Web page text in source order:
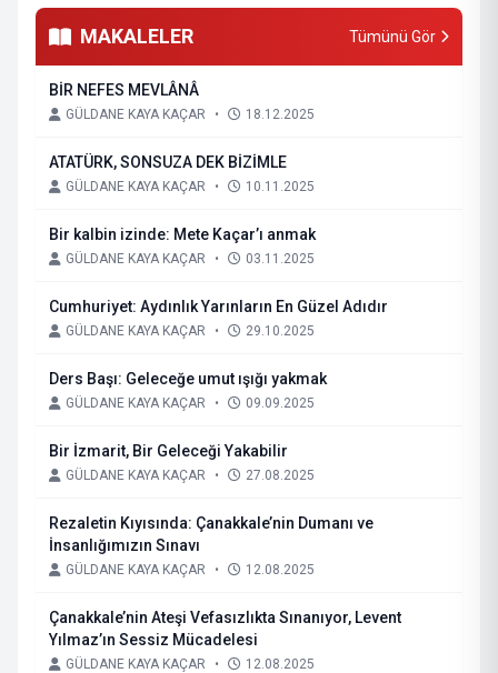
MAKALELER Tümünü Gör
BİR NEFES MEVLÂNÂ
GÜLDANE KAYA KAÇAR • 18.12.2025
ATATÜRK, SONSUZA DEK BİZİMLE
GÜLDANE KAYA KAÇAR • 10.11.2025
Bir kalbin izinde: Mete Kaçar’ı anmak
GÜLDANE KAYA KAÇAR • 03.11.2025
Cumhuriyet: Aydınlık Yarınların En Güzel Adıdır
GÜLDANE KAYA KAÇAR • 29.10.2025
Ders Başı: Geleceğe umut ışığı yakmak
GÜLDANE KAYA KAÇAR • 09.09.2025
Bir İzmarit, Bir Geleceği Yakabilir
GÜLDANE KAYA KAÇAR • 27.08.2025
Rezaletin Kıyısında: Çanakkale’nin Dumanı ve
İnsanlığımızın Sınavı
GÜLDANE KAYA KAÇAR • 12.08.2025
Çanakkale’nin Ateşi Vefasızlıkta Sınanıyor, Levent
Yılmaz’ın Sessiz Mücadelesi
GÜLDANE KAYA KAÇAR • 12.08.2025